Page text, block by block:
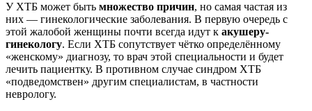
У ХТБ может быть множество причин, но самая частая из
них — гинекологические заболевания. В первую очередь с
этой жалобой женщины почти всегда идут к акушеру-
гинекологу. Если ХТБ сопутствует чётко определённому
«женскому» диагнозу, то врач этой специальности и будет
лечить пациентку. В противном случае синдром ХТБ
«подведомствен» другим специалистам, в частности
неврологу.